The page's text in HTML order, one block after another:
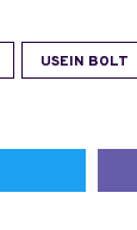
USEIN BOLT